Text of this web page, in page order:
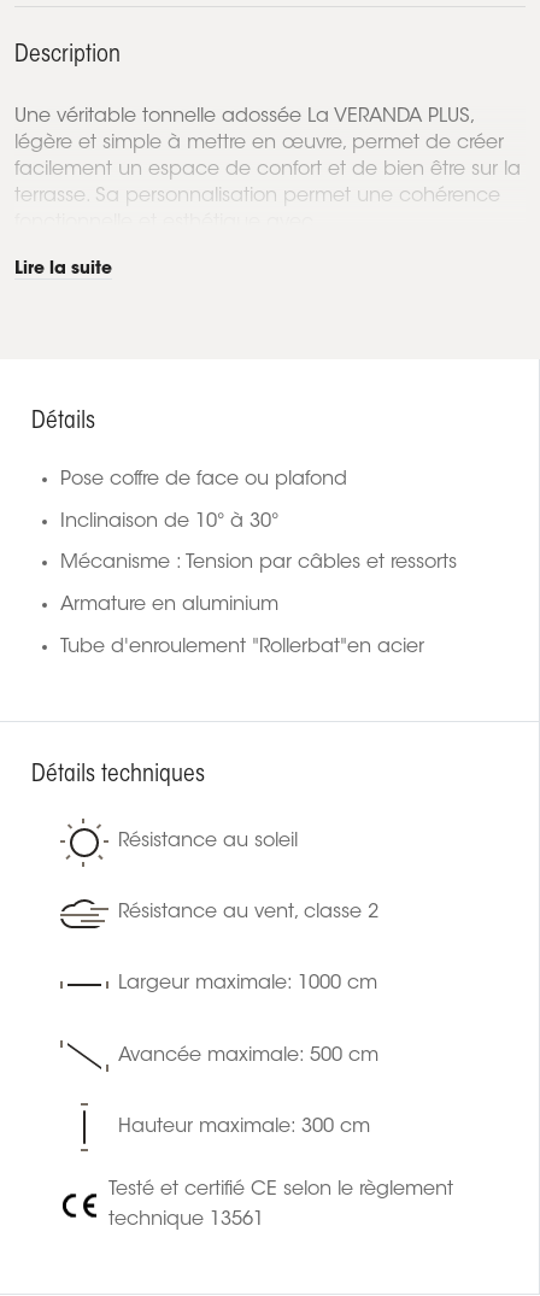
Description
Une véritable tonnelle adossée La VERANDA PLUS,
légère et simple à mettre en œuvre, permet de créer
facilement un espace de confort et de bien être sur la
terrasse. Sa personnalisation permet une cohérence
Lire la suite
Détails
Pose coffre de face ou plafond
Inclinaison de 10° à 30°
Mécanisme : Tension par câbles et ressorts
Armature en aluminium
Tube d'enroulement "Rollerbat"en acier
Détails techniques
Résistance au soleil
Résistance au vent, classe 2
Largeur maximale: 1000 cm
Avancée maximale: 500 cm
Hauteur maximale: 300 cm
Testé et certifié CE selon le règlement
technique 13561